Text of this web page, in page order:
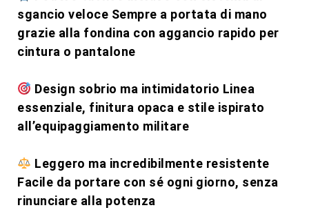
sgancio veloce Sempre a portata di mano
grazie alla fondina con aggancio rapido per
cintura o pantalone
Design sobrio ma intimidatorio Linea
essenziale, finitura opaca e stile ispirato
all’equipaggiamento militare
Leggero ma incredibilmente resistente
Facile da portare con sé ogni giorno, senza
rinunciare alla potenza